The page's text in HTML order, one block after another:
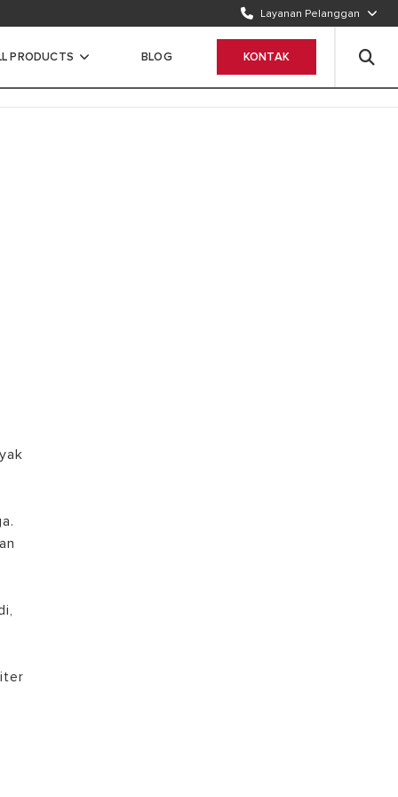
Layanan Pelanggan
PRODUCTS BLOG KONTAK